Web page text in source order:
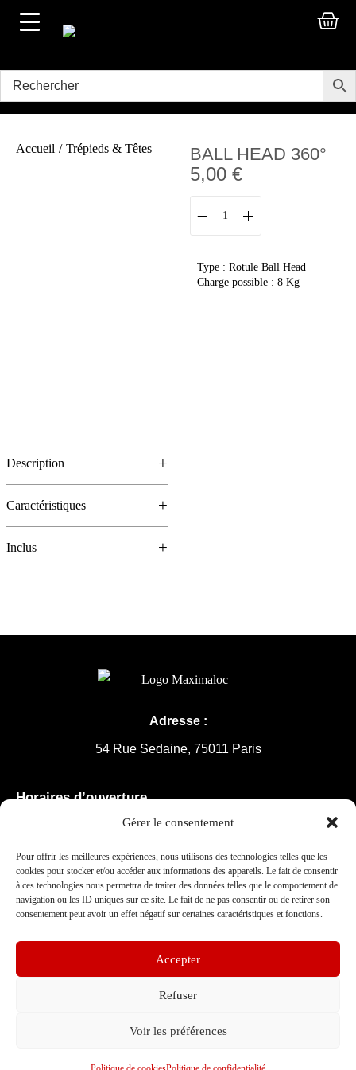
Gérer le consentement
Pour offrir les meilleures expériences, nous utilisons des technologies telles que les
cookies pour stocker et/ou accéder aux informations des appareils. Le fait de consentir
à ces technologies nous permettra de traiter des données telles que le comportement de
navigation ou les ID uniques sur ce site. Le fait de ne pas consentir ou de retirer son
consentement peut avoir un effet négatif sur certaines caractéristiques et fonctions.
Accepter
Refuser
Voir les préférences
Accueil / Trépieds & Têtes
Description
Caractéristiques
Inclus
BALL HEAD 360°
5,00 €
Type : Rotule Ball Head
Charge possible : 8 Kg
Adresse :
54 Rue Sedaine, 75011 Paris
Horaires d’ouverture
Lundi-Vendredi : 9h30-12h30 /
Contact
06 67 37 76 88
contact@maximaloc.com